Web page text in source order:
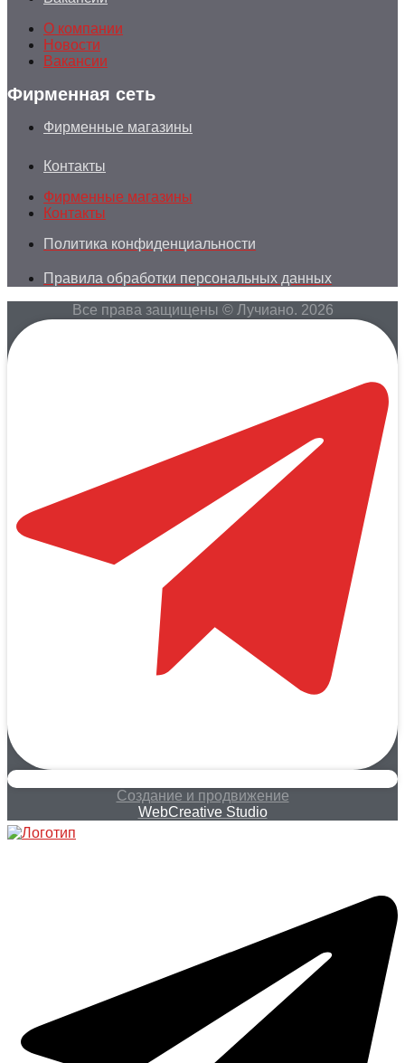
О компании
Новости
Вакансии
Фирменная сеть
Фирменные магазины
Контакты
Фирменные магазины
Контакты
Политика конфиденциальности
Правила обработки персональных данных
Все права защищены © Лучиано. 2026
Создание и продвижение
WebCreative Studio